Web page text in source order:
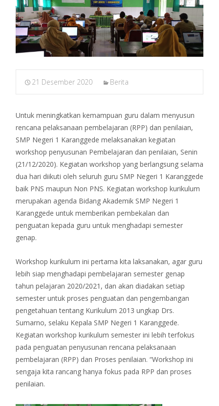
21 Desember 2020 Berita
Untuk meningkatkan kemampuan guru dalam menyusun
rencana pelaksanaan pembelajaran (RPP) dan penilaian,
SMP Negeri 1 Karanggede melaksanakan kegiatan
workshop penyusunan Pembelajaran dan penilaian, Senin
(21/12/2020). Kegiatan workshop yang berlangsung selama
dua hari diikuti oleh seluruh guru SMP Negeri 1 Karanggede
baik PNS maupun Non PNS. Kegiatan workshop kurikulum
merupakan agenda Bidang Akademik SMP Negeri 1
Karanggede untuk memberikan pembekalan dan
penguatan kepada guru untuk menghadapi semester
genap.
Workshop kurikulum ini pertama kita laksanakan, agar guru
lebih siap menghadapi pembelajaran semester genap
tahun pelajaran 2020/2021, dan akan diadakan setiap
semester untuk proses penguatan dan pengembangan
pengetahuan tentang Kurikulum 2013 ungkap Drs.
Sumarno, selaku Kepala SMP Negeri 1 Karanggede.
Kegiatan workshop kurikulum semester ini lebih terfokus
pada penguatan penyusunan rencana pelaksanaan
pembelajaran (RPP) dan Proses penilaian. “Workshop ini
sengaja kita rancang hanya fokus pada RPP dan proses
penilaian.